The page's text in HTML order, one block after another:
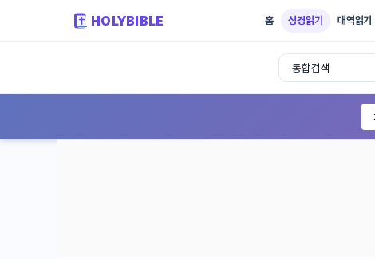
HOLYBIBLE 홈 성경읽기 대역읽기
성경읽기 - 개역개정 개역한글 NIV KJV 17